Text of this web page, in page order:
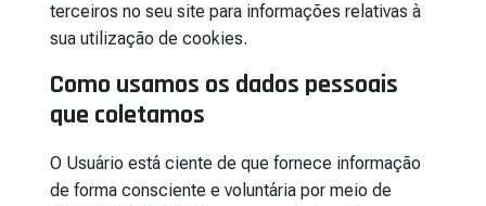
terceiros no seu site para informações relativas à
sua utilização de cookies.
Como usamos os dados pessoais
que coletamos
O Usuário está ciente de que fornece informação
de forma consciente e voluntária por meio de